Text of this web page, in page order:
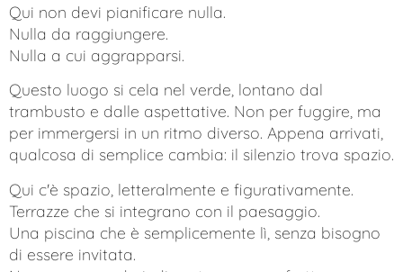
Qui non devi pianificare nulla.
Nulla da raggiungere.
Nulla a cui aggrapparsi.
Questo luogo si cela nel verde, lontano dal
trambusto e dalle aspettative. Non per fuggire, ma
per immergersi in un ritmo diverso. Appena arrivati,
qualcosa di semplice cambia: il silenzio trova spazio.
Qui c'è spazio, letteralmente e figurativamente.
Terrazze che si integrano con il paesaggio.
Una piscina che è semplicemente lì, senza bisogno
di essere invitata.